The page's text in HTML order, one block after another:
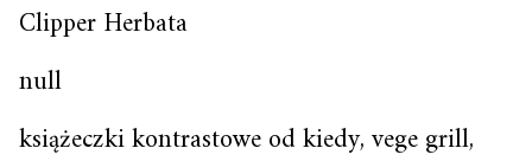
Clipper Herbata
null
książeczki kontrastowe od kiedy, vege grill,